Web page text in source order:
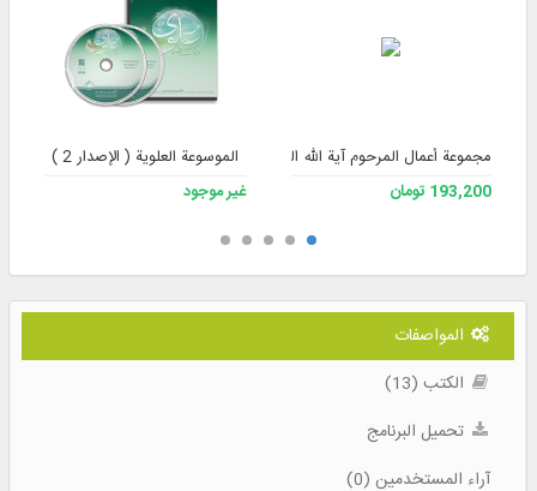
مجموعة أعمال المرحوم آية الله الشيخ علي صافي الكلبايكاني
193,200 تومان
الموسوعة العلوية ( الإصدار 2 )
غير موجود
المواصفات
الكتب (13)
تحميل البرنامج
آراء المستخدمين (0)